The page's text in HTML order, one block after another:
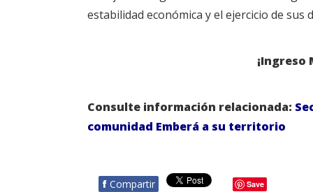
estabilidad económica y el ejercicio de
¡Ingreso
Consulte información relacionada:
comunidad Emberá a su territorio
f Compartir Save